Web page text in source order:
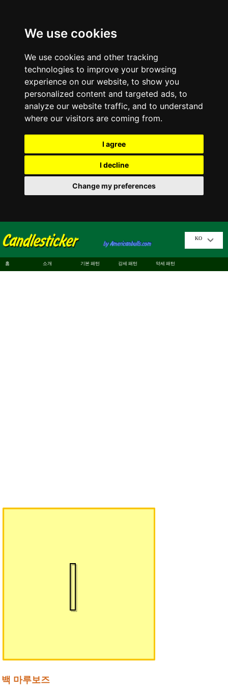
We use cookies
We use cookies and other tracking
technologies to improve your browsing
experience on our website, to show you
personalized content and targeted ads, to
analyze our website traffic, and to understand
where our visitors are coming from.
I agree
I decline
Change my preferences
KO
홈 소개 기본 패턴 강세 패턴 약세 패턴
백 마루보즈